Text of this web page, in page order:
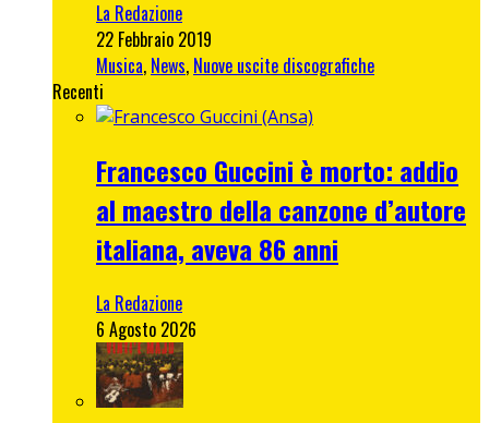
La Redazione
22 Febbraio 2019
Musica, News, Nuove uscite discografiche
Recenti
Francesco Guccini è morto: addio
al maestro della canzone d’autore
italiana, aveva 86 anni
La Redazione
6 Agosto 2026